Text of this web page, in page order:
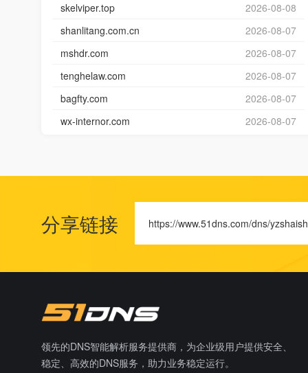
skelviper.top
2026-08-08
shanlitang.com.cn
2026-08-07
mshdr.com
2026-08-07
tenghelaw.com
2026-08-07
bagfty.com
2026-08-07
wx-internor.com
2026-08-07
分享链接 https://www.51dns.com/dns/
领先的DNS智能解析服务提供商，为企业级用户提供安全、
稳定、高效的DNS服务，助力业务稳定运行。